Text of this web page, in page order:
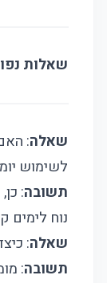
שאלות
שאלה:
לשימוש
תשובה:
נוח לימים
שאלה:
תשובה: